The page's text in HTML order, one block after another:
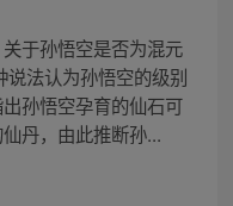
于孙悟空是否为混元
法认为孙悟空的级别
孙悟空孕育的仙石可
丹，由此推断孙...